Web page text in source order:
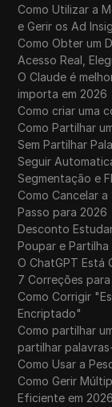
Como Utilizar a
e Gerir os Ad
Como Obter um
Acesso Real,
O Claude é
importa em 2026
Como criar uma
Como Partilhar
Sem Partilhar
Seguir
Segmentação e
Como Cancelar
Passo para 2026
Desconto
Poupar e
O ChatGPT Está
7 Correções
Como Corrigir
Encriptado"
Como partilhar
partilhar
Como Usar a
Como Gerir
Eficiente em 2026